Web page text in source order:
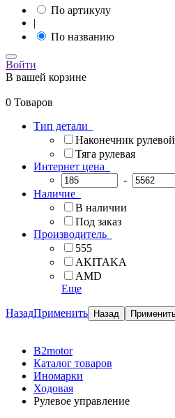
По артикулу
|
По названию
Войти
В вашей корзине
0 Товаров
Тип детали
Наконечник рулевой
Тяга рулевая
Интернет цена
-
Наличие
В наличии
Под заказ
Производитель
555
AKITAKA
AMD
Еще
НазадПрименить
B2motor
Каталог товаров
Иномарки
Ходовая
Рулевое управление